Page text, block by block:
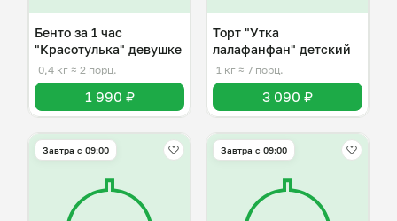
Бенто за 1 час
"Красотулька" девушке
0,4 кг ≈ 2 порц.
1 990 ₽
Торт "Утка
лалафанфан" детский
1 кг ≈ 7 порц.
3 090 ₽
Завтра c 09:00 Завтра c 09:00